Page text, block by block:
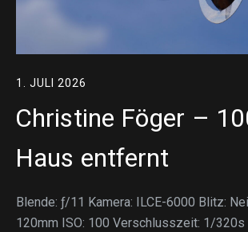
1. JULI 2026
Christine Föger –
Haus entfernt
Blende: ƒ/11 Kamera: ILCE-6000 Blitz:
120mm ISO: 100 Verschlusszeit: 1/320s